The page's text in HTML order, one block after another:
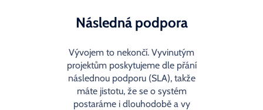
Následná podpora
Vývojem to nekončí. Vyvinutým
projektům poskytujeme dle přání
následnou podporu (SLA), takže
máte jistotu, že se o systém
postaráme i dlouhodobě a vy